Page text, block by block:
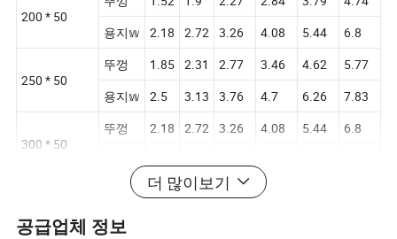
200 * 50
용지𝕨
2.18 2.72 3.26 4.08 5.44 6.8
250 * 50
뚜껑 1.85 2.31 2.77 3.46 4.62 5.77
용지𝕨 2.5 3.13 3.76 4.7 6.26 7.83
300 * 50
뚜껑 2.18 2.72 3.26 4.08 5.44
6.8
2.51 3.13 3.76 4.7
이치
더 많이보기
공급업체 정보